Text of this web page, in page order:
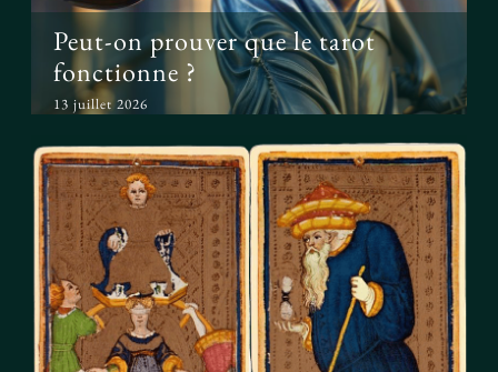
Peut-on prouver que le tarot
fonctionne ?
13 juillet 2026
Le tarot avant l’ésotérisme : un